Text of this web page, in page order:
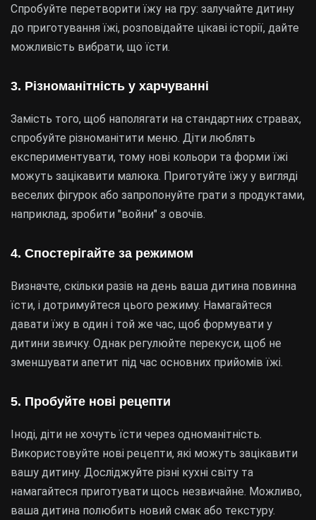
Спробуйте перетворити їжу на гру: залучайте дитину
до приготування їжі, розповідайте цікаві історії, дайте
можливість вибрати, що їсти.
3. Різноманітність у харчуванні
Замість того, щоб наполягати на стандартних стравах,
спробуйте різноманітити меню. Діти люблять
експериментувати, тому нові кольори та форми їжі
можуть зацікавити малюка. Приготуйте їжу у вигляді
веселих фігурок або запропонуйте грати з продуктами,
наприклад, зробити "войни" з овочів.
4. Спостерігайте за режимом
Визначте, скільки разів на день ваша дитина повинна
їсти, і дотримуйтеся цього режиму. Намагайтеся
давати їжу в один і той же час, щоб формувати у
дитини звичку. Однак регулюйте перекуси, щоб не
зменшувати апетит під час основних прийомів їжі.
5. Пробуйте нові рецепти
Іноді, діти не хочуть їсти через одноманітність.
Використовуйте нові рецепти, які можуть зацікавити
вашу дитину. Досліджуйте різні кухні світу та
намагайтеся приготувати щось незвичайне. Можливо,
ваша дитина полюбить новий смак або текстуру.